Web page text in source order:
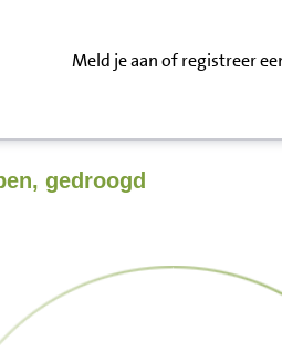
Meld je aan of registreer
gedroogd